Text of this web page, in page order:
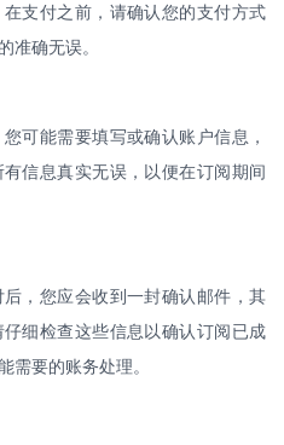
支付之前，请确认您的支付方式
准确无误。
可能需要填写或确认账户信息，
信息真实无误，以便在订阅期间
后，您应会收到一封确认邮件，其
细检查这些信息以确认订阅已成
需要的账务处理。